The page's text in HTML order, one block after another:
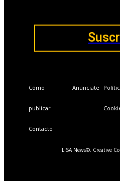
Cómo
publicar
Anúnciate
Contacto
LISA News©. Creative